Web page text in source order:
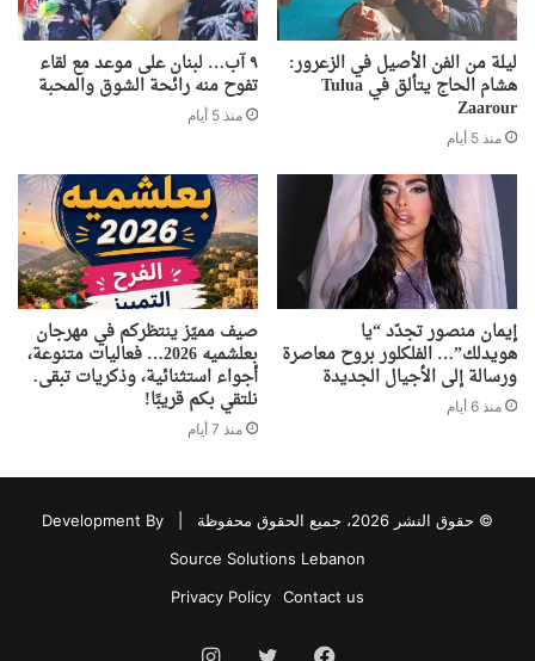
ليلة من الفن الأصيل في الزعرور:
هشام الحاج يتألق في Tulua
Zaarour
منذ 5 أيام
٩ آب… لبنان على موعد مع لقاء
تفوح منه رائحة الشوق والمحبة
منذ 5 أيام
إيمان منصور تجدّد “يا
هويدلك”… الفلكلور بروح معاصرة
ورسالة إلى الأجيال الجديدة
منذ 6 أيام
صيف مميّز ينتظركم في مهرجان
بعلشميه 2026… فعاليات متنوعة،
أجواء استثنائية، وذكريات تبقى.
نلتقي بكم قريبًا!
منذ 7 أيام
© حقوق النشر 2026، جميع الحقوق محفوظة |
Development By
Source Solutions Lebanon
Contact us
Privacy Policy
فيسبوك تويتر انستقرام